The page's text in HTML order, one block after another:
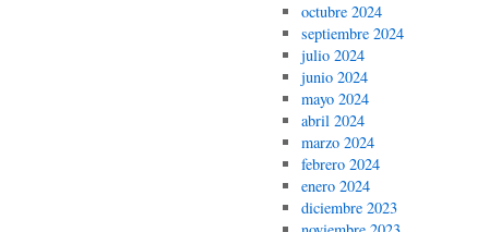
octubre 2024
septiembre 2024
julio 2024
junio 2024
mayo 2024
abril 2024
marzo 2024
febrero 2024
enero 2024
diciembre 2023